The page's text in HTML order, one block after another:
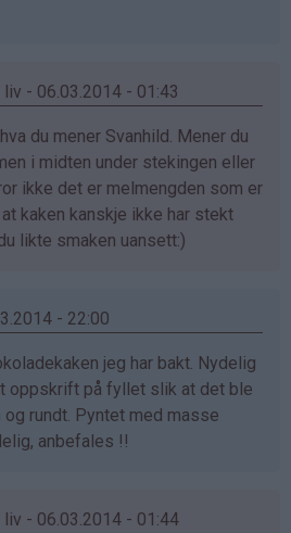
- 06.03.2014 - 01:43
du mener Svanhild. Mener du
i midten under stekingen eller
ikke det er melmengden som er
kaken kanskje ikke har stekt
likte smaken uansett:)
- 22:00
jeg har bakt. Nydelig
oppskrift på fyllet slik at det ble
rundt. Pyntet med masse
anbefales !!
- 06.03.2014 - 01:44